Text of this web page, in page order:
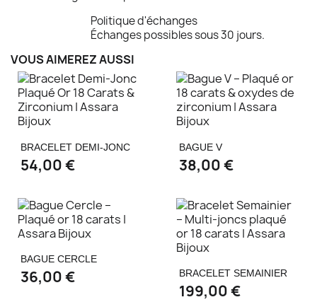
Politique d'échanges
Échanges possibles sous 30 jours.
VOUS AIMEREZ AUSSI
BRACELET DEMI-JONC
54,00 €
BAGUE V
38,00 €
BAGUE CERCLE
36,00 € BRACELET SEMAINIER
199,00 €